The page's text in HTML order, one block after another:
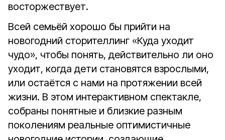
восторжествует.
Всей семьёй хорошо бы прийти на
новогодний сторителлинг «Куда уходит
чудо», чтобы понять, действительно ли оно
уходит, когда дети становятся взрослыми,
или остаётся с нами на протяжении всей
жизни. В этом интерактивном спектакле,
собраны понятные и близкие разным
поколениям реальные оптимистичные